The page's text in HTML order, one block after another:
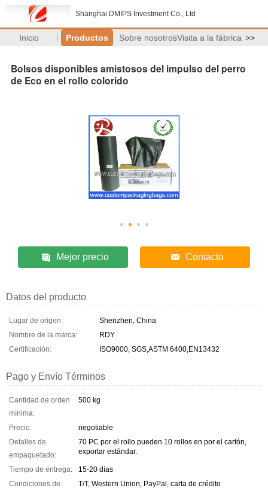
Shanghai DMIPS Investment Co., Ltd
Inicio Productos Sobre nosotrosVisita a la fábrica >>
Bolsos disponibles amistosos del impulso del perro
de Eco en el rollo colorido
Mejor precio Contacto
Datos del producto
Lugar de origen:
Shenzhen, China
Nombre de la marca:
RDY
Certificación:
ISO9000, SGS,ASTM 6400,EN13432
Pago y Envío Términos
Cantidad de orden
mínima:
500 kg
Precio:
negotiable
Detalles de
empaquetado:
70 PC por el rollo pueden 10 rollos en por el cartón,
exportar estándar.
Tiempo de entrega:
15-20 días
Condiciones de
T/T, Western Union, PayPal, carta de crédito